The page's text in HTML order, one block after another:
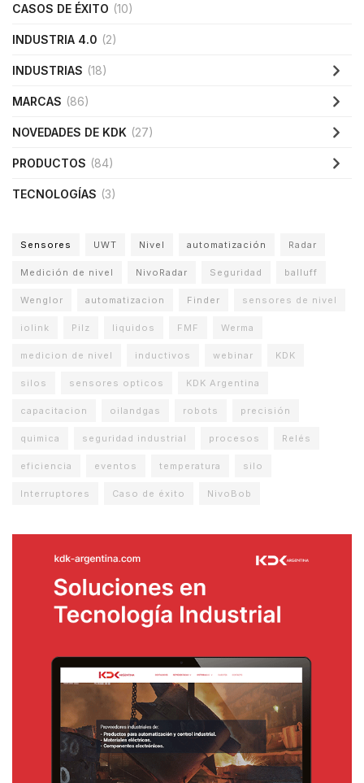
CASOS DE ÉXITO (10)
INDUSTRIA 4.0 (2)
INDUSTRIAS (18)
MARCAS (86)
NOVEDADES DE KDK (27)
PRODUCTOS (84)
TECNOLOGÍAS (3)
Sensores UWT Nivel automatización Radar
Medición de nivel NivoRadar Seguridad balluff
Wenglor automatizacion Finder sensores de nivel
iolink Pilz liquidos FMF Werma
medicion de nivel inductivos webinar KDK
silos sensores opticos KDK Argentina
capacitacion oilandgas robots precisión
quimica seguridad industrial procesos Relés
eficiencia eventos temperatura silo
Interruptores Caso de éxito NivoBob